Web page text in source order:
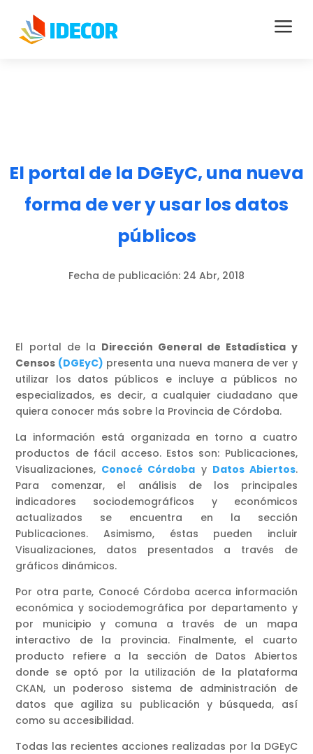
a
El portal de la DGEyC, una nueva
forma de ver y usar los datos
públicos
Fecha de publicación: 24 Abr, 2018
El portal de la Dirección General de Estadística y
Censos (DGEyC) presenta una nueva manera de ver y
utilizar los datos públicos e incluye a públicos no
especializados, es decir, a cualquier ciudadano que
quiera conocer más sobre la Provincia de Córdoba.
La información está organizada en torno a cuatro
productos de fácil acceso. Estos son: Publicaciones,
Visualizaciones, Conocé Córdoba y Datos Abiertos.
Para comenzar, el análisis de los principales
indicadores sociodemográficos y económicos
actualizados se encuentra en la sección
Publicaciones. Asimismo, éstas pueden incluir
Visualizaciones, datos presentados a través de
gráficos dinámicos.
Por otra parte, Conocé Córdoba acerca información
económica y sociodemográfica por departamento y
por municipio y comuna a través de un mapa
interactivo de la provincia. Finalmente, el cuarto
producto refiere a la sección de Datos Abiertos
donde se optó por la utilización de la plataforma
CKAN, un poderoso sistema de administración de
datos que agiliza su publicación y búsqueda, así
como su accesibilidad.
Todas las recientes acciones realizadas por la DGEyC